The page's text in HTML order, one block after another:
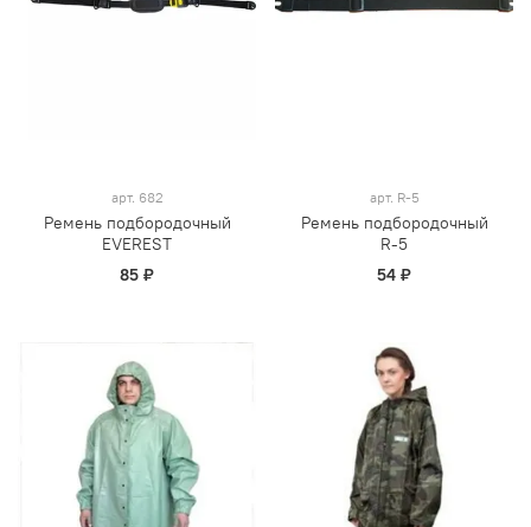
арт. 682
Ремень подбородочный
EVEREST
85 ₽
арт. R-5
Ремень подбородочный
R-5
54 ₽